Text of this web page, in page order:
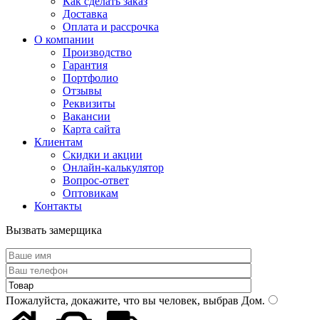
Доставка
Оплата и рассрочка
О компании
Производство
Гарантия
Портфолио
Отзывы
Реквизиты
Вакансии
Карта сайта
Клиентам
Скидки и акции
Онлайн-калькулятор
Вопрос-ответ
Оптовикам
Контакты
Вызвать замерщика
Пожалуйста, докажите, что вы человек, выбрав Дом.